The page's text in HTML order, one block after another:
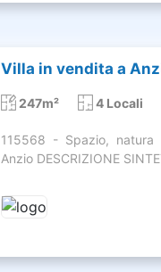
Villa in vendita a
247m² 4 Locali
115568 - Spazio, natura
Anzio DESCRIZIONE